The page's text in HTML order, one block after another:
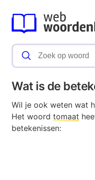
Wat is de
Wil je ook weten wat
Het woord tomaat
betekenissen: